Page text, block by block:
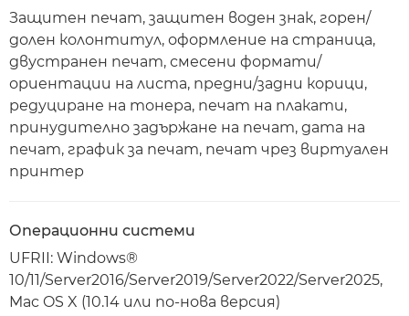
Защитен печат, защитен воден знак, горен/
долен колонтитул, оформление на страница,
двустранен печат, смесени формати/
ориентации на листа, предни/задни корици,
редуциране на тонера, печат на плакати,
принудително задържане на печат, дата на
печат, график за печат, печат чрез виртуален
принтер
Операционни системи
UFRII: Windows®
10/11/Server2016/Server2019/Server2022/Server2025,
Mac OS X (10.14 или по-нова версия)